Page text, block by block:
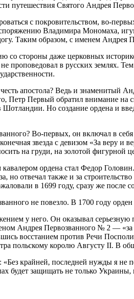
путешествия Святого Андрея
с покровительством, во-
Владимира Мономаха,
Таким образом, с именем Андрея
со стороны даже церковных
проповедовал в русских землях.
апостола? Ведь и знаменитый
Петр Первый обратил внимание
Но создание ордена и
Во-первых, он включал в
звезда с девизом «За веру и
на груди, на золотой фигурной
ордена стал Федор
отвечал также и за
в 1699 году, сразу же после
не повезло. В 1700 году
у него. Он оказывал
Андрея Первозванного № 2 —
восстанием против Речи
польскому королю Августу II. В
крайней, последней нужды я
будет защищать не только Украины,